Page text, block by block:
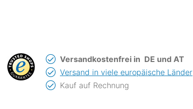
Versandkostenfrei in DE und AT
Versand in viele europäische Länder
Kauf auf Rechnung